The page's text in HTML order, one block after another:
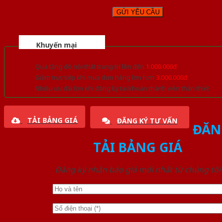
Khuyến mại
Quà tặng đồ nội thất trang trí lên đến 1.000.000đ
Giảm trực tiếp khi mua đơn hàng lớn hơn 3.000.000đ
Nhiều ưu đãi lớn khi đăng ký tài khoản thành viên thân thiết
TẢI BẢNG GIÁ ĐĂNG KÝ TƯ VẤN
TẢI BẢNG GIÁ
Đăng ký nhận báo giá mới nhất từ chúng tôi